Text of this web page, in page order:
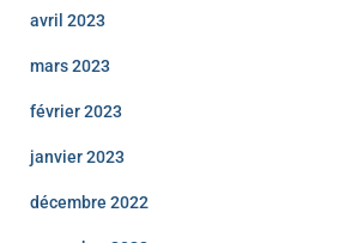
avril 2023
mars 2023
février 2023
janvier 2023
décembre 2022